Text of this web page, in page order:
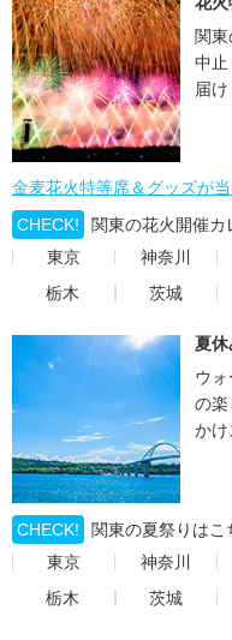
関
中止
届け
金麦花火特等席＆グッズが
CHECK!
関東の花火開催カ
東京
神奈川
栃木
茨城
夏休
ウ
の楽
かけ
CHECK!
関東の夏祭りはこ
東京
神奈川
栃木
茨城